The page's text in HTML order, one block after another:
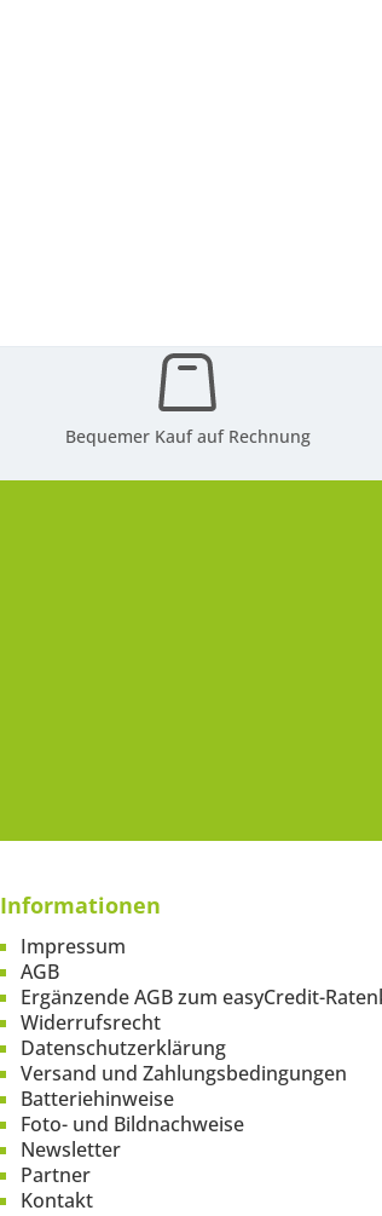
Bequemer Kauf auf Rechnung
Informationen
Impressum
AGB
Ergänzende AGB zum easyCredit-
Widerrufsrecht
Datenschutzerklärung
Versand und Zahlungsbedingungen
Batteriehinweise
Foto- und Bildnachweise
Newsletter
Partner
Kontakt